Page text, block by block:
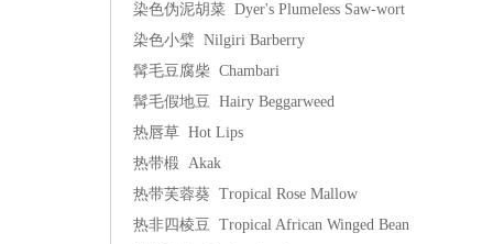
染色伪泥胡菜 Dyer's Plumeless Saw-wort
染色小檗 Nilgiri Barberry
髯毛豆腐柴 Chambari
髯毛假地豆 Hairy Beggarweed
热唇草 Hot Lips
热带椴 Akak
热带芙蓉葵 Tropical Rose Mallow
热非四棱豆 Tropical African Winged Bean